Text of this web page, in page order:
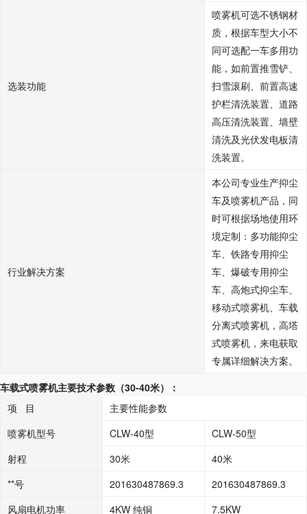
选装功能
喷雾机可选不锈钢材
质，根据车型大小不
同可选配一车多用功
能，如前置推雪铲、
扫雪滚刷、前置高速
护栏清洗装置、道路
高压清洗装置、墙壁
清洗及光伏发电板清
洗装置。
行业解决方案
本公司专业生产抑尘
车及喷雾机产品，同
时可根据场地使用环
境定制：多功能抑尘
车、铁路专用抑尘
车、爆破专用抑尘
车、高炮式抑尘车、
移动式喷雾机、车载
分离式喷雾机，高塔
式喷雾机，来电获取
专属详细解决方案。
车载式喷雾机主要技术参数（30-40米）：
项 目
主要性能参数
喷雾机型号
CLW-40型
CLW-50型
射程
30米
40米
**号
201630487869.3
201630487869.3
风扇电机功率
4KW 纯铜
7.5KW